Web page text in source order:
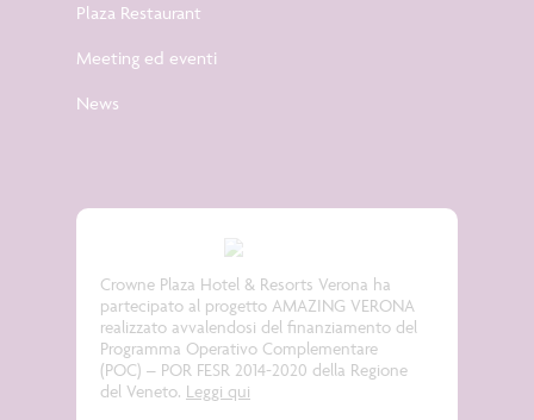
Plaza Restaurant
Meeting ed eventi
News
Crowne Plaza Hotel & Resorts Verona ha
partecipato al progetto AMAZING VERONA
realizzato avvalendosi del finanziamento del
Programma Operativo Complementare
(POC) – POR FESR 2014-2020 della Regione
del Veneto. Leggi qui